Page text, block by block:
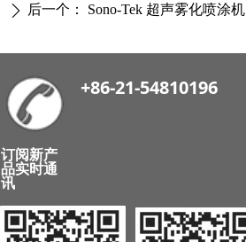
ꄲ 后一个： Sono-Tek 超声雾化喷涂机
+86-21-54810196
订阅新产
品实时通
讯